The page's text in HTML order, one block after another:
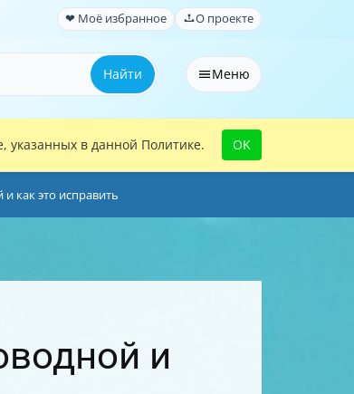
❤ Моё избранное О проекте
Найти Меню
указанных в данной Политике. OK
как это исправить
и